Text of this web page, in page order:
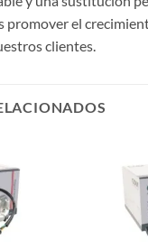
promover el
clientes.